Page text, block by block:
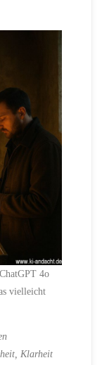
4o
vielleicht
Klarheit